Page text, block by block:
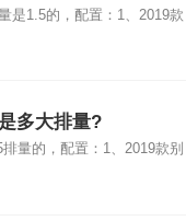
是1.5的，配置：1、2019款
多大排量?
量的，配置：1、2019款别